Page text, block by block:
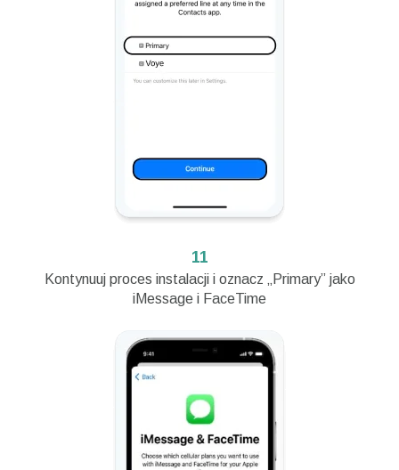
11
Kontynuuj proces instalacji i oznacz „Primary” jako
iMessage i FaceTime